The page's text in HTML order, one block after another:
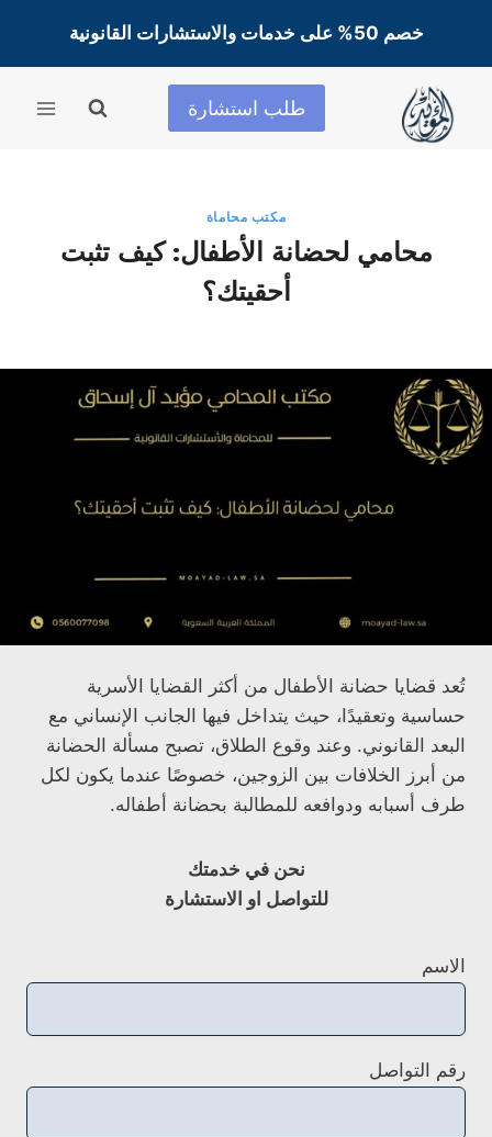
المحتوى
خصم 50% على خدمات والاستشارات القانونية
طلب استشارة
مكتب محاماة
محامي لحضانة الأطفال: كيف تثبت
أحقيتك؟
تُعد قضايا حضانة الأطفال من أكثر القضايا الأسرية
حساسية وتعقيدًا، حيث يتداخل فيها الجانب الإنساني مع
البعد القانوني. وعند وقوع الطلاق، تصبح مسألة الحضانة
من أبرز الخلافات بين الزوجين، خصوصًا عندما يكون لكل
طرف أسبابه ودوافعه للمطالبة بحضانة أطفاله.
نحن في خدمتك
للتواصل او الاستشارة
الاسم
رقم التواصل